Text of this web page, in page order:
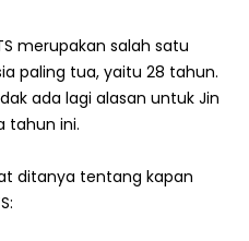
merupakan salah satu
paling tua, yaitu 28 tahun.
ada lagi alasan untuk Jin
tahun ini.
ditanya tentang kapan